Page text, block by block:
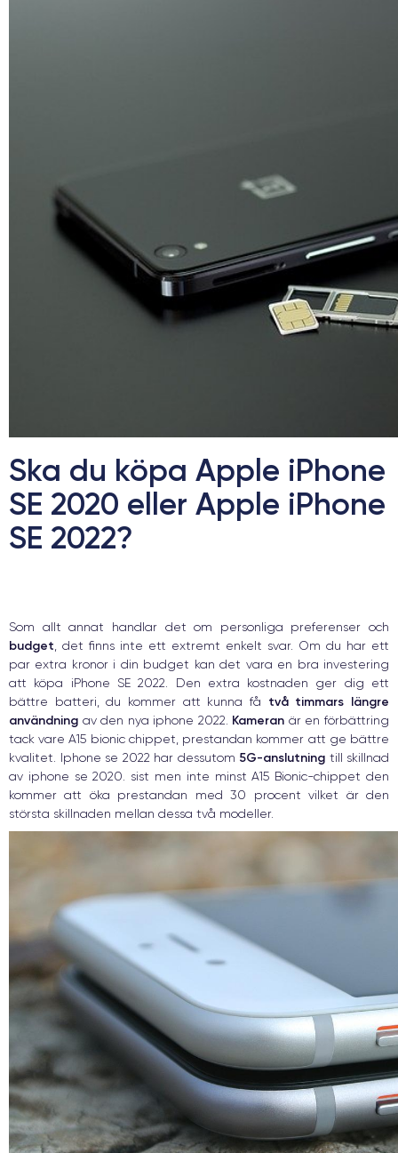
Ska du köpa Apple iPhone
SE 2020 eller Apple iPhone
SE 2022?
Som allt annat handlar det om personliga preferenser och
budget , det finns inte ett extremt enkelt svar. Om du har ett
par extra kronor i din budget kan det vara en bra investering
att köpa iPhone SE 2022. Den extra kostnaden ger dig ett
bättre batteri, du kommer att kunna få två timmars längre
användning av den nya iphone 2022. Kameran är en förbättring
tack vare A15 bionic chippet, prestandan kommer att ge bättre
kvalitet. Iphone se 2022 har dessutom 5G-anslutning till skillnad
av iphone se 2020. sist men inte minst A15 Bionic-chippet den
kommer att öka prestandan med 30 procent vilket är den
största skillnaden mellan dessa två modeller.